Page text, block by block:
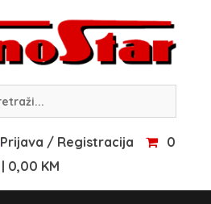
Prijava / Registracija
0
| 0,00 KM